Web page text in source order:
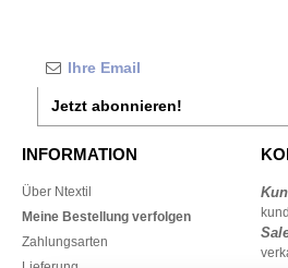
Jetzt abonnieren!
INFORMATION
Über Ntextil
Meine Bestellung verfolgen
Zahlungsarten